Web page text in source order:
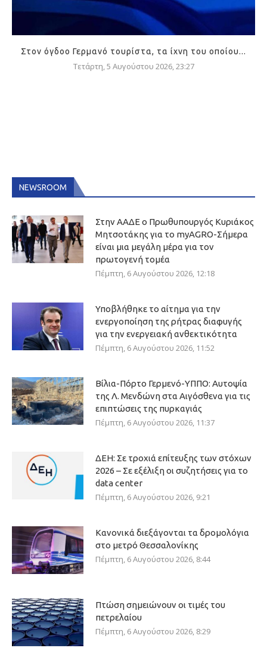
Στον όγδοο Γερμανό τουρίστα, τα ίχνη του οποίου...
Τετάρτη, 5 Αυγούστου 2026, 23:27
NEWSROOM
Στην ΑΑΔΕ ο Πρωθυπουργός Κυριάκος
Μητσοτάκης για το myAGRO-Σήμερα
είναι μια μεγάλη μέρα για τον
πρωτογενή τομέα
Πέμπτη, 6 Αυγούστου 2026, 12:18
Υποβλήθηκε το αίτημα για την
ενεργοποίηση της ρήτρας διαφυγής
για την ενεργειακή ανθεκτικότητα
Πέμπτη, 6 Αυγούστου 2026, 11:52
Βίλια-Πόρτο Γερμενό-ΥΠΠΟ: Αυτοψία
της Λ. Μενδώνη στα Αιγόσθενα για τις
επιπτώσεις της πυρκαγιάς
Πέμπτη, 6 Αυγούστου 2026, 11:37
ΔΕΗ: Σε τροχιά επίτευξης των στόχων
2026 – Σε εξέλιξη οι συζητήσεις για το
data center
Πέμπτη, 6 Αυγούστου 2026, 9:21
Κανονικά διεξάγονται τα δρομολόγια
στο μετρό Θεσσαλονίκης
Πέμπτη, 6 Αυγούστου 2026, 8:44
Πτώση σημειώνουν οι τιμές του
πετρελαίου
Πέμπτη, 6 Αυγούστου 2026, 8:29